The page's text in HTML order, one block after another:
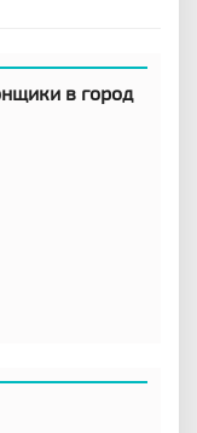
в город